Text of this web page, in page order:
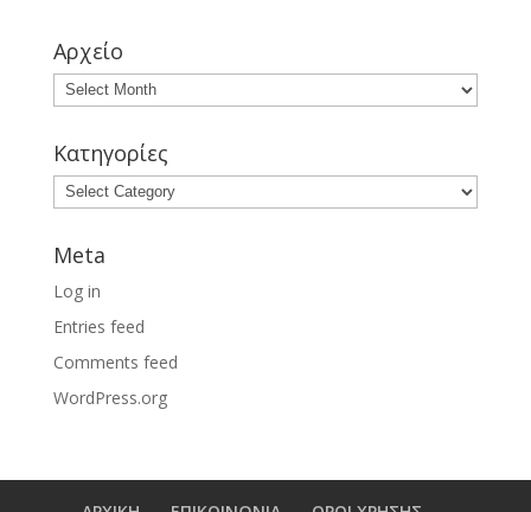
Αρχείο
Κατηγορίες
Meta
Log in
Entries feed
Comments feed
WordPress.org